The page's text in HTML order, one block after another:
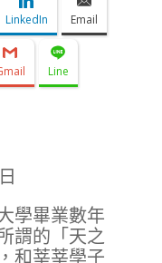
LinkedIn Email
Line
學畢業數年
謂的「天之
和莘莘學子